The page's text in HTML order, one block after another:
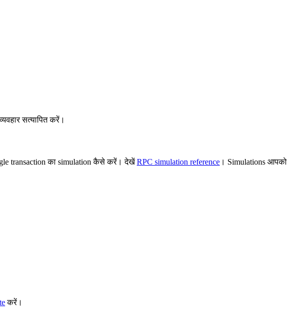
सत्यापित करें।
transaction का simulation कैसे करें। देखेंRPC simulation reference । Simulations आपको
करें।